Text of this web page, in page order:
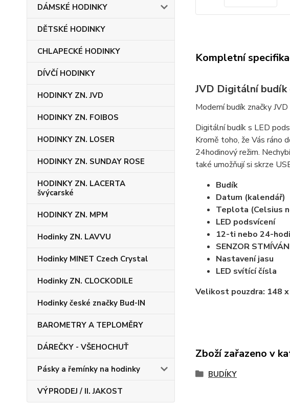
DÁMSKÉ HODINKY
DĚTSKÉ HODINKY
CHLAPECKÉ HODINKY
DÍVČÍ HODINKY
HODINKY ZN. JVD
HODINKY ZN. FOIBOS
HODINKY ZN. LOSER
HODINKY ZN. SUNDAY ROSE
HODINKY ZN. LACERTA
švýcarské
HODINKY ZN. MPM
Hodinky ZN. LAVVU
Hodinky MINET Czech Crystal
Hodinky ZN. CLOCKODILE
Hodinky české značky Bud-IN
BAROMETRY A TEPLOMĚRY
DÁREČKY - VŠEHOCHUŤ
Pásky a řemínky na hodinky
VÝPRODEJ / II. JAKOST
Kompletní
JVD Digitální budík
Moderní budík značky
Digitální budík s LED
Kromě toho, že Vás ráno
24hodinový režim.
také umožňují si skrze
Budík
Datum (kalendář)
Teplota (Celsius
LED podsvícení
12-ti nebo 24-
SENZOR
Nastavení jasu
LED svítící čísla
Velikost pouzdra: 148
Zboží zařazeno v
BUDÍKY